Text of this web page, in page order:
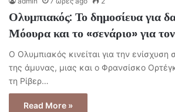
Ολυμπιακός: Το δημοσίευα για
Μόουρα και το «σενάριο» για
Ο Ολυμπιακός κινείται για την ενίσχυση
της άμυνας, μιας και ο Φρανσίσκο
τη Ρίβερ…
Read More »